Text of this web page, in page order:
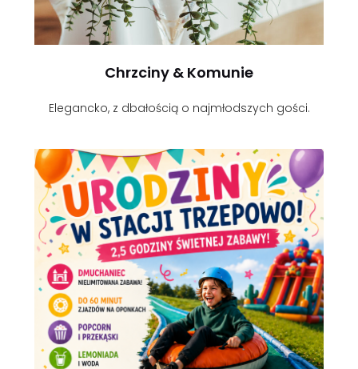
Chrzciny & Komunie
Elegancko, z dbałością o najmłodszych gości.